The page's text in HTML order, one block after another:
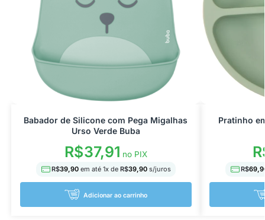
Babador de Silicone com Pega Migalhas
Urso Verde Buba
R$37,91 no PIX
R$39,90 em até 1x de R$39,90s/juros
Adicionar ao carrinho
Pratinho
R$